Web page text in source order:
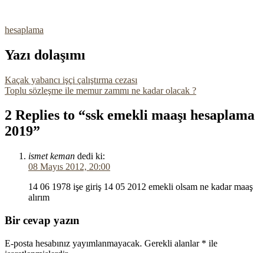
hesaplama
Yazı dolaşımı
Kaçak yabancı işçi çalıştırma cezası
Toplu sözleşme ile memur zammı ne kadar olacak ?
2 Replies to “ssk emekli maaşı hesaplama
2019”
ismet keman dedi ki:
08 Mayıs 2012, 20:00
14 06 1978 işe giriş 14 05 2012 emekli olsam ne kadar maaş
alırım
Bir cevap yazın
E-posta hesabınız yayımlanmayacak. Gerekli alanlar * ile